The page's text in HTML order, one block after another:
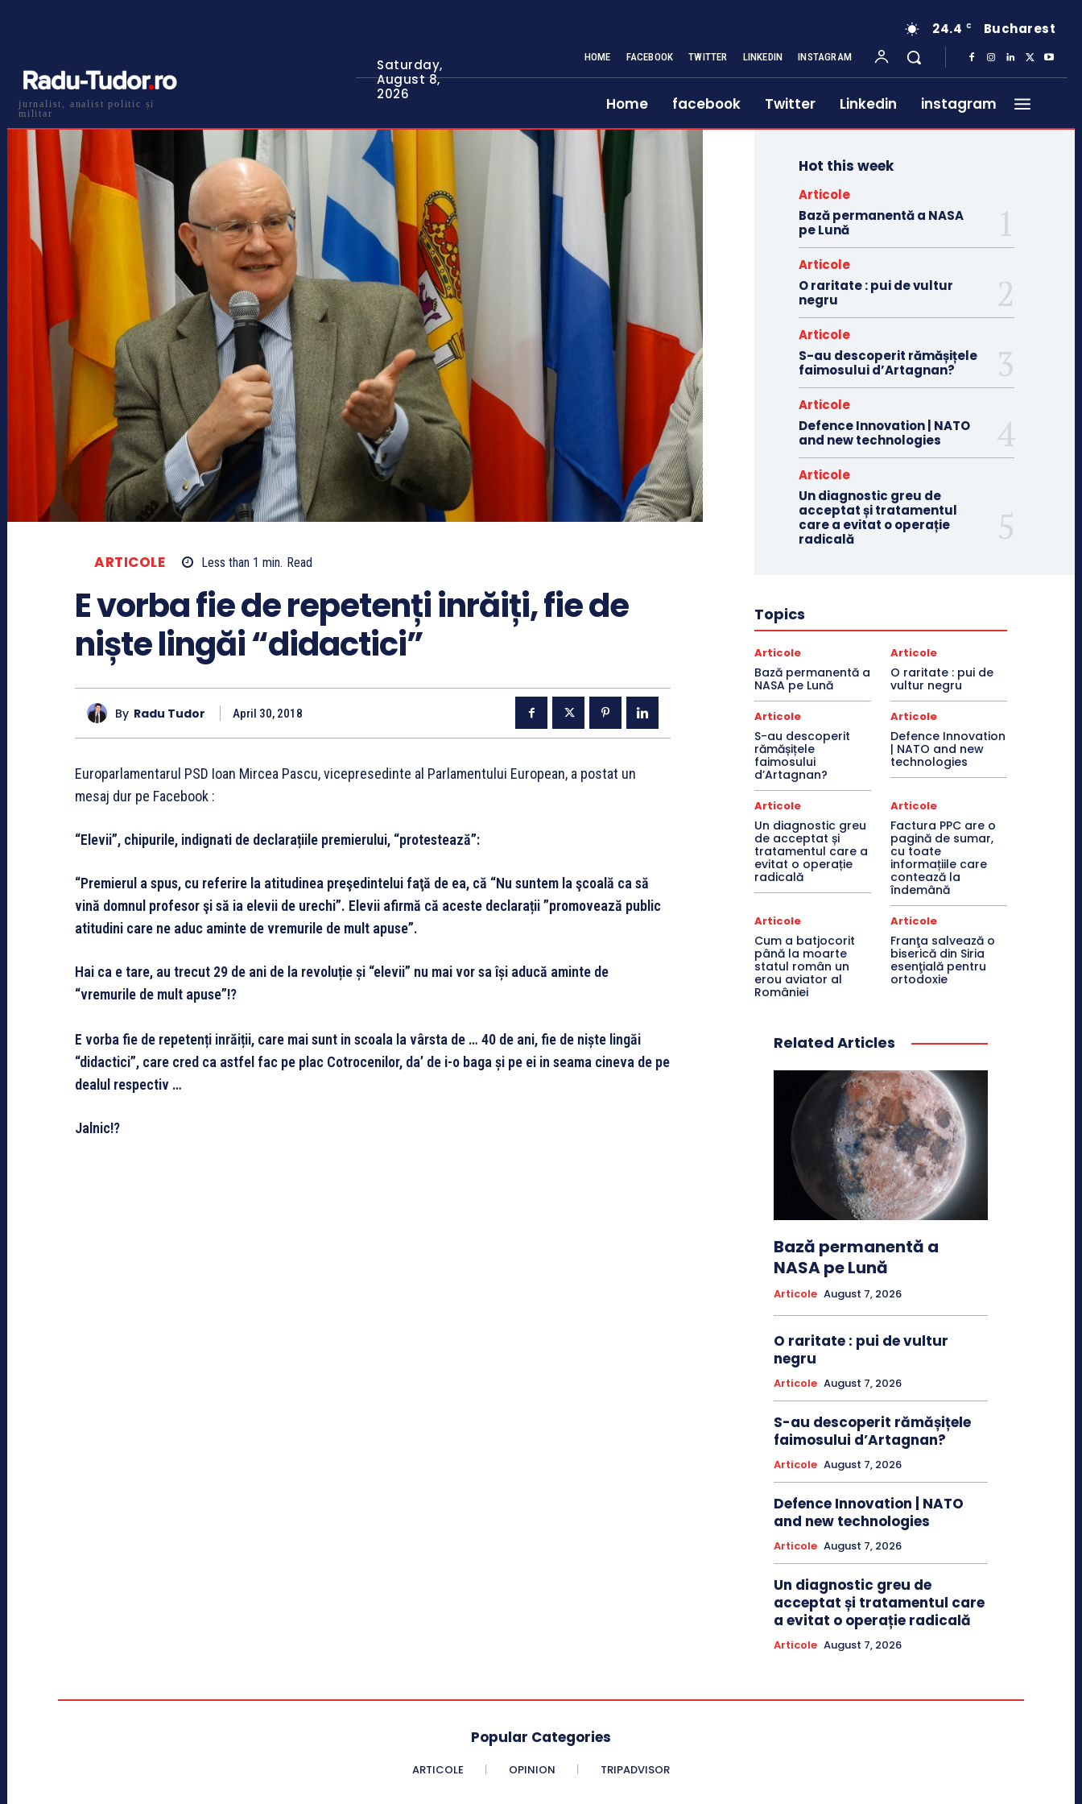
jurnalist, analist politic și
militar
Saturday,
August 8,
2026
24.4 C Bucharest
HOME FACEBOOK TWITTER LINKEDIN INSTAGRAM
Home facebook Twitter Linkedin instagram
ARTICOLE Less than 1 min. Read
E vorba fie de repetenți inrăiți, fie de
niște lingăi “didactici”
By Radu Tudor April 30, 2018
Europarlamentarul PSD Ioan Mircea Pascu, vicepresedinte al Parlamentului European, a postat un
mesaj dur pe Facebook :
“Elevii”, chipurile, indignati de declarațiile premierului, “protestează”:
“Premierul a spus, cu referire la atitudinea preşedintelui faţă de ea, că “Nu suntem la şcoală ca să
vină domnul profesor şi să ia elevii de urechi”. Elevii afirmă că aceste declarații ”promovează public
atitudini care ne aduc aminte de vremurile de mult apuse”.
Hai ca e tare, au trecut 29 de ani de la revoluție și “elevii” nu mai vor sa își aducă aminte de
“vremurile de mult apuse”!?
E vorba fie de repetenți inrăiții, care mai sunt in scoala la vârsta de … 40 de ani, fie de niște lingăi
“didactici”, care cred ca astfel fac pe plac Cotrocenilor, da’ de i-o baga și pe ei in seama cineva de pe
dealul respectiv …
Jalnic!?
Hot this week
Articole
Bază permanentă a NASA
pe Lună
Articole
O raritate : pui de vultur
negru
Articole
S-au descoperit rămășițele
faimosului d’Artagnan?
Articole
Defence Innovation | NATO
and new technologies
Articole
Un diagnostic greu de
acceptat și tratamentul
care a evitat o operație
radicală
Topics
Articole
Bază permanentă a
NASA pe Lună
Articole
O raritate : pui de
vultur negru
Articole
S-au descoperit
rămășițele
faimosului
d’Artagnan?
Articole
Defence Innovation
| NATO and new
technologies
Articole
Un diagnostic greu
de acceptat și
tratamentul care a
evitat o operație
radicală
Articole
Factura PPC are o
pagină de sumar,
cu toate
informațiile care
contează la
îndemână
Articole
Cum a batjocorit
până la moarte
statul român un
erou aviator al
României
Articole
Franţa salvează o
biserică din Siria
esenţială pentru
ortodoxie
Related Articles
Bază permanentă a
NASA pe Lună
Articole August 7, 2026
O raritate : pui de vultur
negru
Articole August 7, 2026
S-au descoperit rămășițele
faimosului d’Artagnan?
Articole August 7, 2026
Defence Innovation | NATO
and new technologies
Articole August 7, 2026
Un diagnostic greu de
acceptat și tratamentul care
a evitat o operație radicală
Articole August 7, 2026
Popular Categories
ARTICOLE OPINION TRIPADVISOR